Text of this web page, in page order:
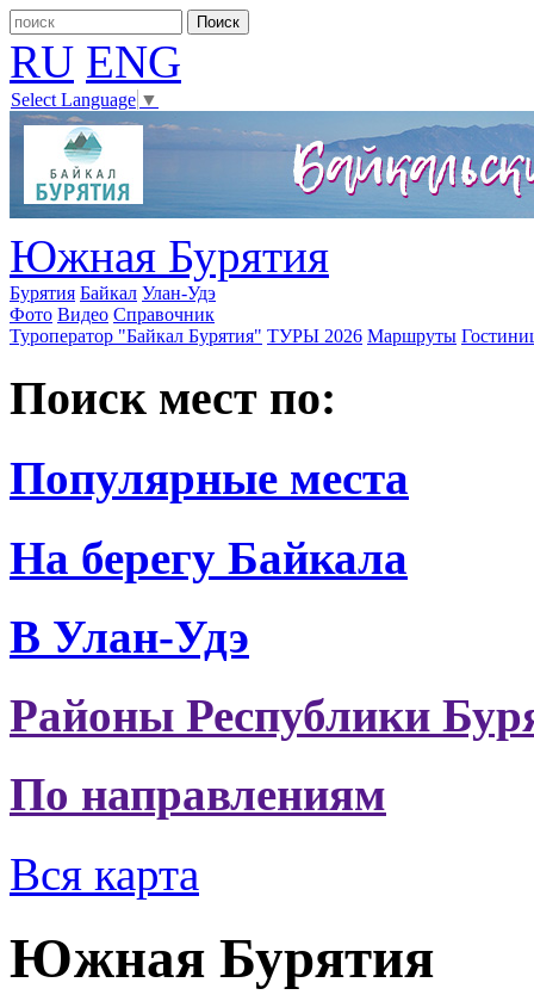
RU ENG
Select Language ▼
Южная Бурятия
Бурятия Байкал Улан-Удэ
Фото Видео Справочник
Туроператор "Байкал Бурятия" ТУРЫ 2026 Маршруты
Поиск мест по:
Популярные места
На берегу Байкала
В Улан-Удэ
Районы Республики
По направлениям
Вся карта
Южная Бурятия